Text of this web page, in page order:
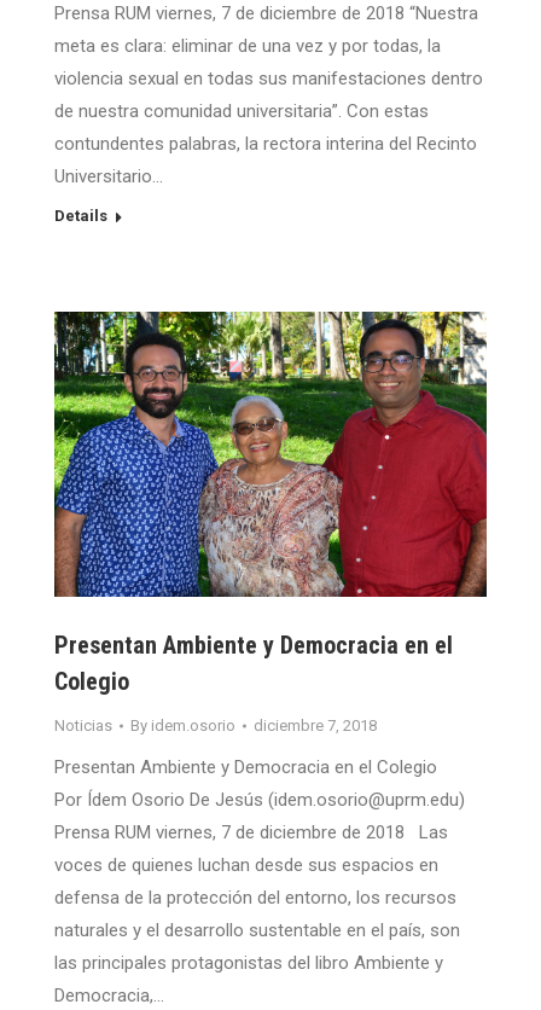
Prensa RUM viernes, 7 de diciembre de 2018 “Nuestra
meta es clara: eliminar de una vez y por todas, la
violencia sexual en todas sus manifestaciones dentro
de nuestra comunidad universitaria”. Con estas
contundentes palabras, la rectora interina del Recinto
Universitario…
Details
Presentan Ambiente y Democracia en el
Colegio
Noticias By idem.osorio diciembre 7, 2018
Presentan Ambiente y Democracia en el Colegio
Por Ídem Osorio De Jesús (idem.osorio@uprm.edu)
Prensa RUM viernes, 7 de diciembre de 2018 Las
voces de quienes luchan desde sus espacios en
defensa de la protección del entorno, los recursos
naturales y el desarrollo sustentable en el país, son
las principales protagonistas del libro Ambiente y
Democracia,…